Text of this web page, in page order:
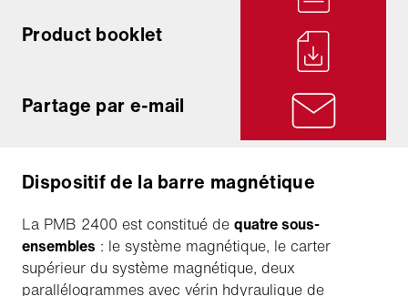
Product booklet
Partage par e-mail
Dispositif de la barre magnétique
La PMB 2400 est constitué de quatre sous-
ensembles : le système magnétique, le carter
supérieur du système magnétique, deux
parallélogrammes avec vérin hdyraulique de